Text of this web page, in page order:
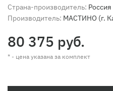
Страна-производитель: Россия
Производитель: МАСТИНО (г.
80 375 руб.
* - цена указана за комплект